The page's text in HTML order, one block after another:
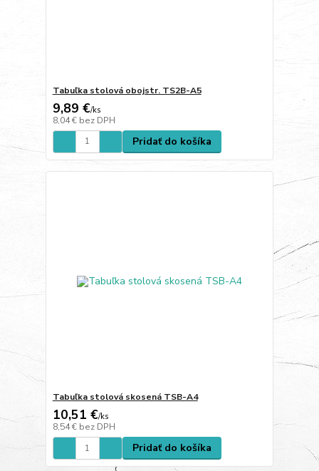
Tabuľka stolová obojstr. TS2B-A5
9,89 €/ks
8,04 € bez DPH
Pridať do košíka
Tabuľka stolová skosená TSB-A4
10,51 €/ks
8,54 € bez DPH
Pridať do košíka